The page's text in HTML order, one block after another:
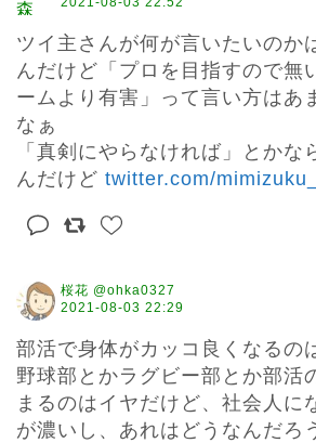
ツイ主さんが何が言いたいのか
んだけど「プロを目指すので無
ームより有害」って言い方はあ
なぁ
「真剣にやらなければ」とかな
んだけど twitter.com/
桜花 @ohka0327
2021-08-03 22:29
部活で身体がカッコ良くなるの
野球部とかラグビー部とか部活
まるのはイヤだけど、社会人に
が濃いし、あれはどうなんだろ